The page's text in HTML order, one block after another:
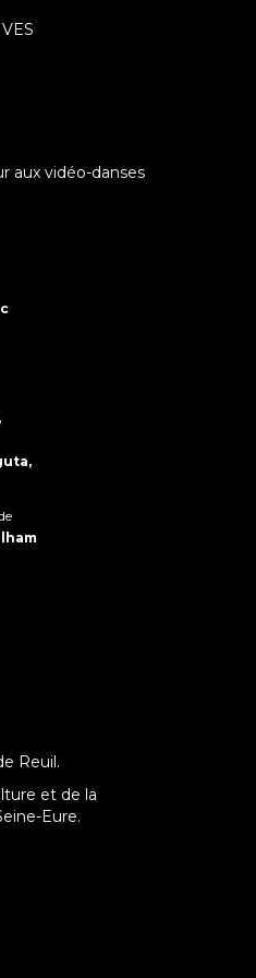
aux vidéo-danses
Reuil.
et de la
Eure.